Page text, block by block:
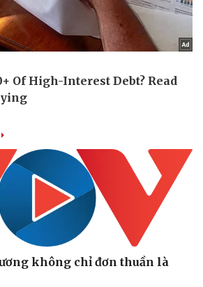
không chỉ đơn thuần là